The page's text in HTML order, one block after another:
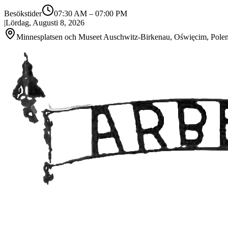
Besökstider 07:30 AM – 07:00 PM
|Lördag, Augusti 8, 2026
Minnesplatsen och Museet Auschwitz-Birkenau, Oświęcim,